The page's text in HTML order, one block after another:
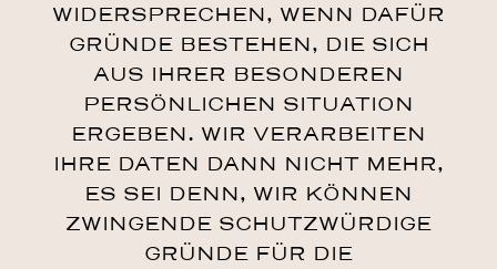
WIDERSPRECHEN, WENN DAFÜR
GRÜNDE BESTEHEN, DIE SICH
AUS IHRER BESONDEREN
PERSÖNLICHEN SITUATION
ERGEBEN. WIR VERARBEITEN
IHRE DATEN DANN NICHT MEHR,
ES SEI DENN, WIR KÖNNEN
ZWINGENDE SCHUTZWÜRDIGE
GRÜNDE FÜR DIE